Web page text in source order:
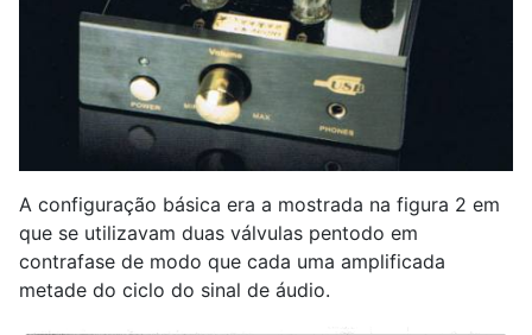
A configuração básica era a mostrada na figura 2 em
que se utilizavam duas válvulas pentodo em
contrafase de modo que cada uma amplificada
metade do ciclo do sinal de áudio.